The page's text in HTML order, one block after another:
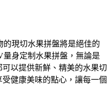
現切水果拼盤將是絕佳的
身定制水果拼盤，無論是
以提供新鮮、精美的水果切
健康美味的點心，讓每一個